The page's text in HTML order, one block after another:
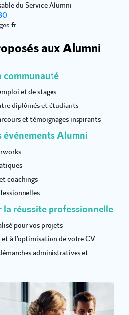
du Service Alumni
aux Alumni
communauté
et de stages
diplômés et étudiants
et témoignages inspirants
événements Alumni
coachings
la réussite professionnelle
pour vos projets
à l’optimisation de votre CV.
administratives et